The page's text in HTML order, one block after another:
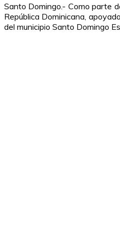
Santo Domingo.- Como parte
República Dominicana,
del municipio Santo Domingo